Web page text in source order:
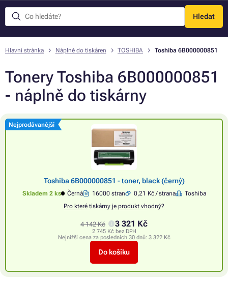
Hledat
Menu
Hlavní stránka Náplně do tiskáren TOSHIBA Toshiba 6B000000851
Tonery Toshiba 6B000000851
- náplně do tiskárny
Nejprodávanější
Toshiba 6B000000851 - toner, black (černý)
Skladem 2 ks Černá 16000 stran 0,21 Kč / strana
Toshiba
Pro které tiskárny je produkt vhodný?
4 142 Kč 3 321 Kč
2 745 Kč bez DPH
Nejnižší cena za posledních 30 dnů: 3 322 Kč
Do košíku